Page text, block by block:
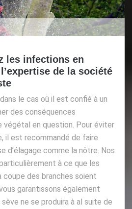
les infections en
de la société
dans le cas où il est confié à un
des conséquences
végétal en question. Pour éviter
il est recommandé de faire
d’élagage comme la nôtre. Nos
à ce que les
des branches soient
garantissons également
sève ne se produira à al suite de